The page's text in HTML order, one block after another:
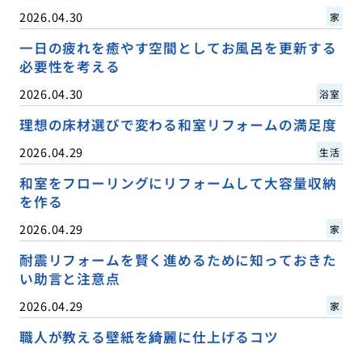
2026.04.30 家
一日の疲れを癒やす空間としてお風呂を更新する
必要性を考える
2026.04.30 浴室
理想の床材選びで変わる和室リフォームの満足度
2026.04.29 生活
和室をフローリングにリフォームして大容量収納
を作る
2026.04.29 家
耐震リフォームを賢く進めるために知っておきた
い助言と注意点
2026.04.29 家
職人が教える壁紙を綺麗に仕上げるコツ